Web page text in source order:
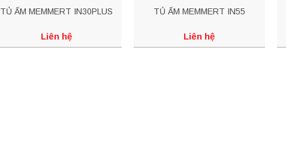
TỦ ẤM MEMMERT IN30PLUS
Liên hệ
TỦ ẤM MEMMERT IN55
Liên hệ